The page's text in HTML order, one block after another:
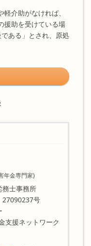
介助がなければ、
援助を受けている場
ある」とされ、原処
年金専門家)
務士事務所
号
支援ネットワーク